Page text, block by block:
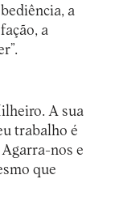
a
a
A sua
trabalho é
nos e
que